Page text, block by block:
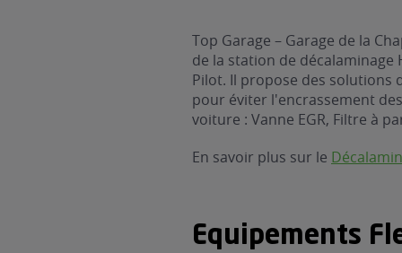
Top Garage – Garage de la
de la station de décalaminage
Pilot. Il propose des solutions
pour éviter l'encrassement
voiture : Vanne EGR, Filtre à
En savoir plus sur le
Equipements